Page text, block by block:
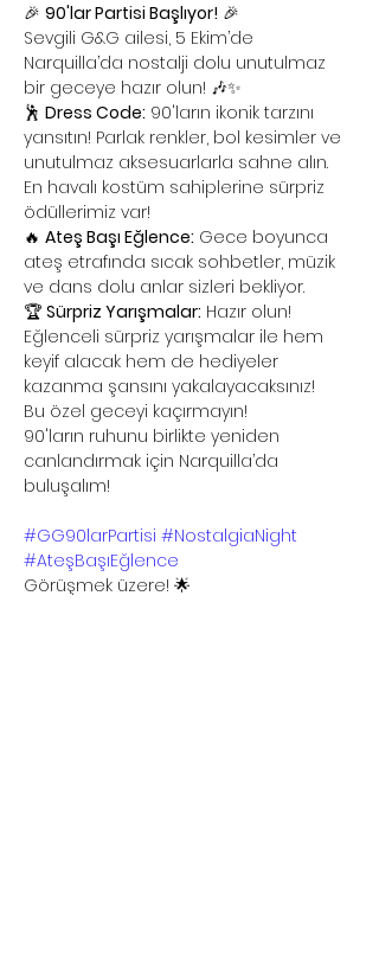
🎉 90'lar Partisi Başlıyor! 🎉
Sevgili G&G ailesi, 5 Ekim’de
Narquilla’da nostalji dolu unutulmaz
bir geceye hazır olun! 🎶✨
🕺 Dress Code: 90'ların ikonik tarzını
yansıtın! Parlak renkler, bol kesimler ve
unutulmaz aksesuarlarla sahne alın.
En havalı kostüm sahiplerine sürpriz
ödüllerimiz var!
🔥 Ateş Başı Eğlence: Gece boyunca
ateş etrafında sıcak sohbetler, müzik
ve dans dolu anlar sizleri bekliyor.
🏆 Sürpriz Yarışmalar: Hazır olun!
Eğlenceli sürpriz yarışmalar ile hem
keyif alacak hem de hediyeler
kazanma şansını yakalayacaksınız!
Bu özel geceyi kaçırmayın!
90'ların ruhunu birlikte yeniden
canlandırmak için Narquilla’da
buluşalım!
#GG90larPartisi #NostalgiaNight
#AteşBaşıEğlence
Görüşmek üzere! 🌟